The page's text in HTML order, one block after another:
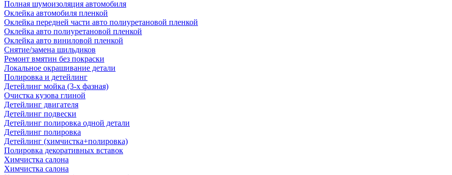
Полная шумоизоляция автомобиля
Оклейка автомобиля пленкой
Оклейка передней части авто полиуретановой пленкой
Оклейка авто полиуретановой пленкой
Оклейка авто виниловой пленкой
Снятие/замена шильдиков
Ремонт вмятин без покраски
Локальное окрашивание детали
Полировка и детейлинг
Детейлинг мойка (3-х фазная)
Очистка кузова глиной
Детейлинг двигателя
Детейлинг подвески
Детейлинг полировка одной детали
Детейлинг полировка
Детейлинг (химчистка+полировка)
Полировка декоративных вставок
Химчистка салона
Химчистка салона